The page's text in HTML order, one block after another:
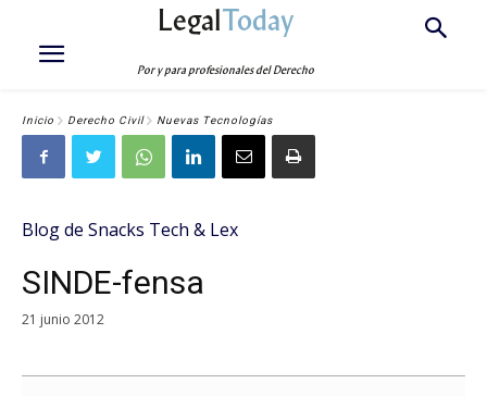
LegalToday
Por y para profesionales del Derecho
Inicio Derecho Civil Nuevas Tecnologías
Blog de Snacks Tech & Lex
SINDE-fensa
21 junio 2012